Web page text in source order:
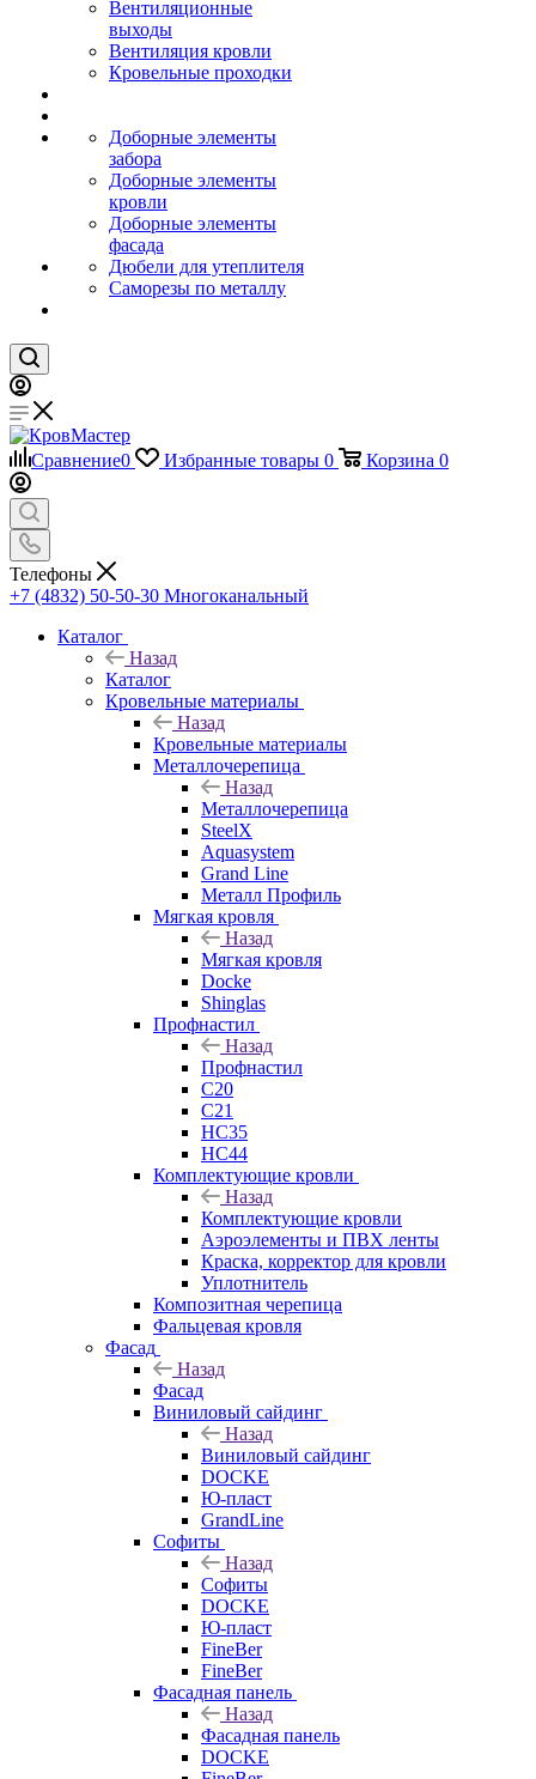
Вентиляционные
выходы
Вентиляция кровли
Кровельные проходки
Доборные элементы
забора
Доборные элементы
кровли
Доборные элементы
фасада
Дюбели для утеплителя
Саморезы по металлу
Сравнение0 Избранные товары 0 Корзина 0
Телефоны
+7 (4832) 50-50-30 Многоканальный
Каталог
Назад
Каталог
Кровельные материалы
Назад
Кровельные материалы
Металлочерепица
Назад
Металлочерепица
SteelX
Aquasystem
Grand Line
Металл Профиль
Мягкая кровля
Назад
Мягкая кровля
Docke
Shinglas
Профнастил
Назад
Профнастил
C20
C21
НС35
НС44
Комплектующие кровли
Назад
Комплектующие кровли
Аэроэлементы и ПВХ ленты
Краска, корректор для кровли
Уплотнитель
Композитная черепица
Фальцевая кровля
Фасад
Назад
Фасад
Виниловый сайдинг
Назад
Виниловый сайдинг
DOCKE
Ю-пласт
GrandLine
Софиты
Назад
Софиты
DOCKE
Ю-пласт
FineBer
FineBer
Фасадная панель
Назад
Фасадная панель
DOCKE